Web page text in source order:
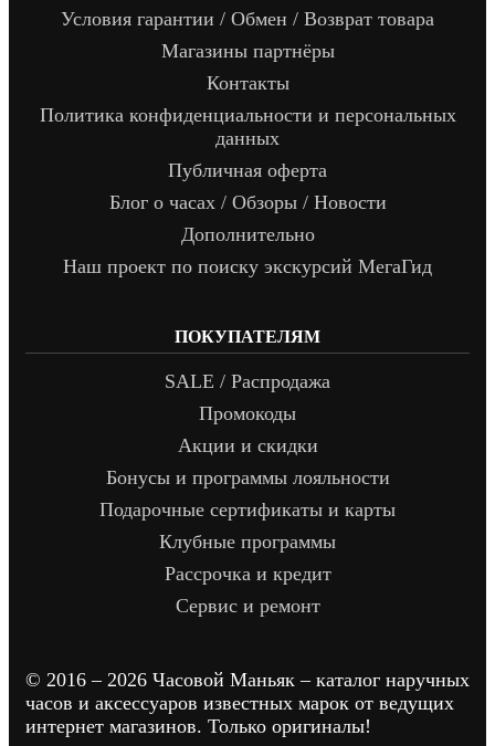
Условия гарантии / Обмен / Возврат товара
Магазины партнёры
Контакты
Политика конфиденциальности и персональных
данных
Публичная оферта
Блог о часах / Обзоры / Новости
Дополнительно
Наш проект по поиску экскурсий МегаГид
ПОКУПАТЕЛЯМ
SALE / Распродажа
Промокоды
Акции и скидки
Бонусы и программы лояльности
Подарочные сертификаты и карты
Клубные программы
Рассрочка и кредит
Сервис и ремонт
© 2016 – 2026 Часовой Маньяк – каталог наручных
часов и аксессуаров известных марок от ведущих
интернет магазинов. Только оригиналы!